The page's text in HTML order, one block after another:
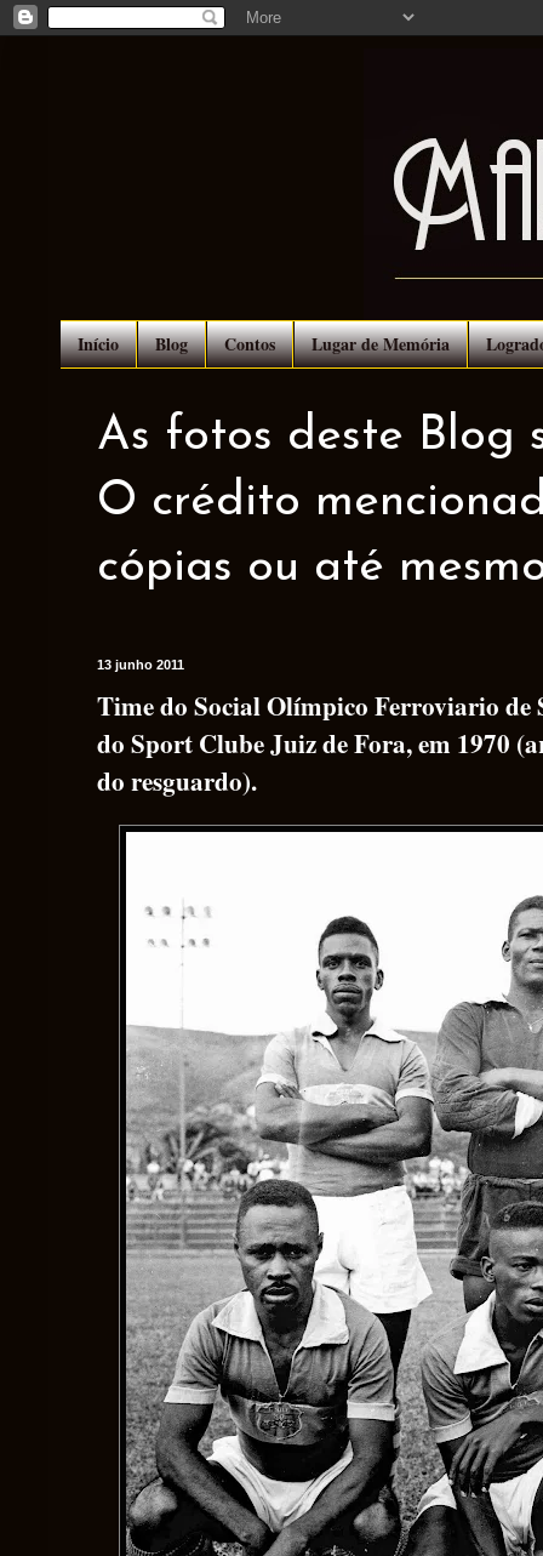
Início Blog Contos Lugar de Memória
As fotos deste Blog
O crédito
cópias ou até
13 junho 2011
Time do Social Olímpico Ferroviario de
do Sport Clube Juiz de Fora, em 1970
do resguardo).